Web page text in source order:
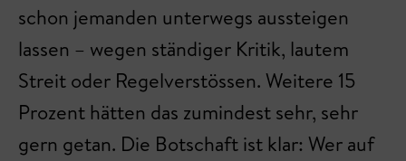
schon jemanden unterwegs aussteigen
lassen – wegen ständiger Kritik, lautem
Streit oder Regelverstössen. Weitere 15
Prozent hätten das zumindest sehr, sehr
gern getan. Die Botschaft ist klar: Wer auf